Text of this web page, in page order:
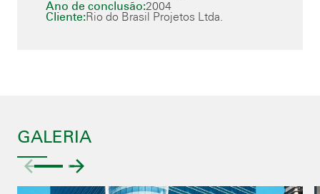
Ano de conclusão:2004
Cliente:Rio do Brasil Projetos Ltda.
GALERIA